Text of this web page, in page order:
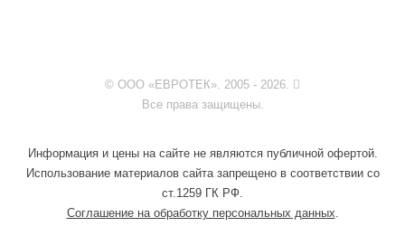
© ООО «ЕВРОТЕК». 2005 - 2026.
Все права защищены.
Информация и цены на сайте не являются публичной офертой.
Использование материалов сайта запрещено в соответствии со
ст.1259 ГК РФ.
Соглашение на обработку персональных данных